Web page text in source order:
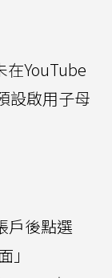
YouTube
設啟用子母
戶後點選